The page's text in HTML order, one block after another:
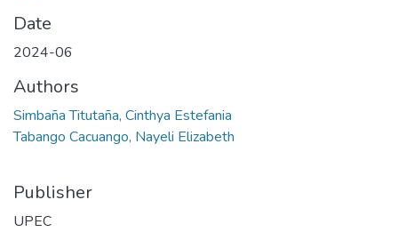
Date
2024-06
Authors
Simbaña Titutaña, Cinthya Estefania
Tabango Cacuango, Nayeli Elizabeth
Publisher
UPEC